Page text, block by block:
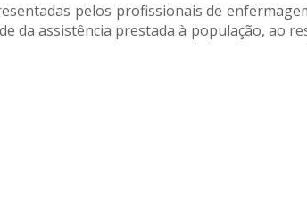
pelos profissionais de
da assistência prestada à população, ao